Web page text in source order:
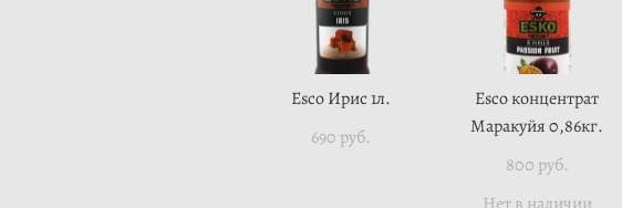
Esco Ирис 1л.
690 pуб.
Esco концентрат
Маракуйя 0,86кг.
800 pуб.